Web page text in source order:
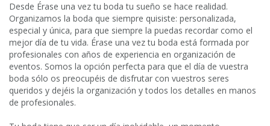
Desde Érase una vez tu boda tu sueño se hace realidad.
Organizamos la boda que siempre quisiste: personalizada,
especial y única, para que siempre la puedas recordar como el
mejor día de tu vida. Érase una vez tu boda está formada por
profesionales con años de experiencia en organización de
eventos. Somos la opción perfecta para que el día de vuestra
boda sólo os preocupéis de disfrutar con vuestros seres
queridos y dejéis la organización y todos los detalles en manos
de profesionales.